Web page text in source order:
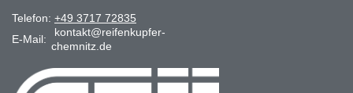
Telefon: +49 3717 72835
E-Mail:
kontakt@reifenkupfer-
chemnitz.de